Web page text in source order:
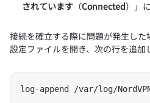
されています （Connected）」
接続を確立する際に問題が発生し
設定ファイルを開き、次の行を追加